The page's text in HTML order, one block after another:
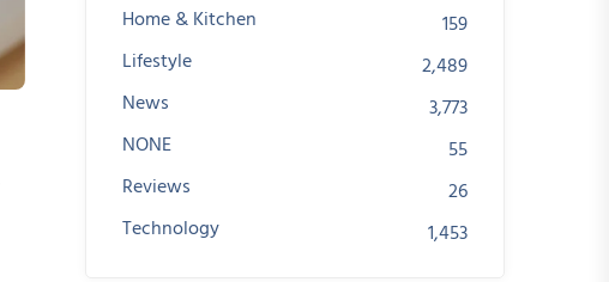
Home & Kitchen
159
Lifestyle
2,489
News
3,773
NONE
55
Reviews
26
Technology
1,453